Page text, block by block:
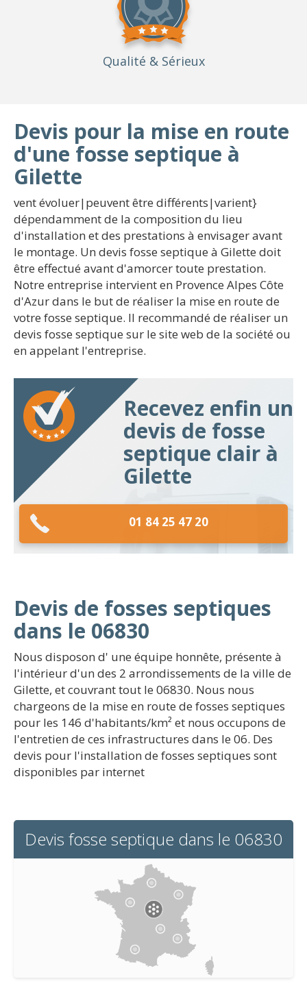
Qualité & Sérieux
Devis pour la mise en route
d'une fosse septique à
Gilette
vent évoluer|peuvent être différents|varient}
dépendamment de la composition du lieu
d'installation et des prestations à envisager avant
le montage. Un devis fosse septique à Gilette doit
être effectué avant d'amorcer toute prestation.
Notre entreprise intervient en Provence Alpes Côte
d'Azur dans le but de réaliser la mise en route de
votre fosse septique. Il recommandé de réaliser un
devis fosse septique sur le site web de la société ou
en appelant l'entreprise.
Recevez enfin un
devis de fosse
septique clair à
Gilette
01 84 25 47 20
Devis de fosses septiques
dans le 06830
Nous disposon d' une équipe honnête, présente à
l'intérieur d'un des 2 arrondissements de la ville de
Gilette, et couvrant tout le 06830. Nous nous
chargeons de la mise en route de fosses septiques
pour les 146 d'habitants/km² et nous occupons de
l'entretien de ces infrastructures dans le 06. Des
devis pour l'installation de fosses septiques sont
disponibles par internet
Devis fosse septique dans le 06830